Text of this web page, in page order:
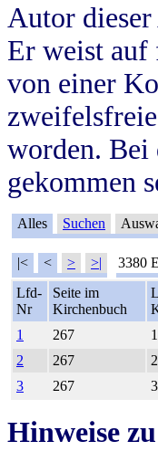
Autor
Er weist auf
von einer
worden. Bei
gekommen
Alles Suchen
|< < > >| 3380
Lfd-
Nr
Seite im
Kirchenbuch
1
267 1
2
267 2
3
267 3
Hinweise